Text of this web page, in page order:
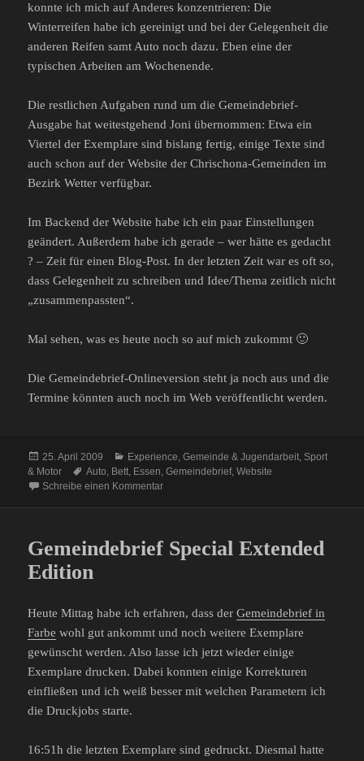
konnte ich mich auf Anderes konzentrieren: Die
Winterreifen habe ich gereinigt und bei der Gelegenheit die
anderen Reifen samt Auto noch dazu. Eben eine der
typischen Arbeiten am Wochenende.
Die restlichen Aufgaben rund um die Gemeindebrief-
Ausgabe hat weitestgehend Joni übernommen: Etwa ein
Viertel der Exemplare sind bislang fertig, einige Texte sind
auch schon auf der Website der Chrischona-Gemeinden im
Bezirk Wetter verfügbar.
Im Backend der Website habe ich ein paar Einstellungen
geändert. Außerdem habe ich gerade – wer hätte es gedacht
? – Zeit für einen Blog-Post. In der letzten Zeit war es oft so,
dass Gelegenheit zu schreiben und Idee/Thema zeitlich nicht
„zusammenpassten“.
Mal sehen, was es heute noch so auf mich zukommt 🙂
Die Gemeindebrief-Onlineversion steht ja noch aus und die
Termine könnten auch noch im Web veröffentlicht werden.
Veröffentlicht
am
25. April 2009 Kategorien
Experience,Gemeinde & Jugendarbeit, Sport
& Motor
Schlagwörter
Auto, Bett, Essen,Gemeindebrief,Website
Schreibe einen Kommentarzu Samstag 25.04.09
Gemeindebrief Special Extended
Edition
Heute Mittag habe ich erfahren, dass derGemeindebrief in
Farbe wohl gut ankommt und noch weitere Exemplare
gewünscht werden. Also lasse ich jetzt wieder einige
Exemplare drucken. Dabei konnten einige Korrekturen
einfließen und ich weiß besser mit welchen Parametern ich
die Druckjobs starte.
16:51h die letzten Exemplare sind gedruckt. Diesmal hatte